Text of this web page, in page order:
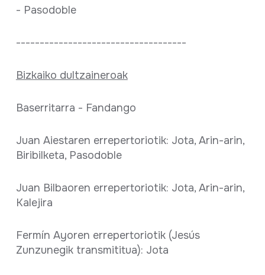
- Pasodoble
------------------------------------
Bizkaiko dultzaineroak
Baserritarra - Fandango
Juan Aiestaren errepertoriotik: Jota, Arin-arin,
Biribilketa, Pasodoble
Juan Bilbaoren errepertoriotik: Jota, Arin-arin,
Kalejira
Fermín Ayoren errepertoriotik (Jesús
Zunzunegik transmititua): Jota